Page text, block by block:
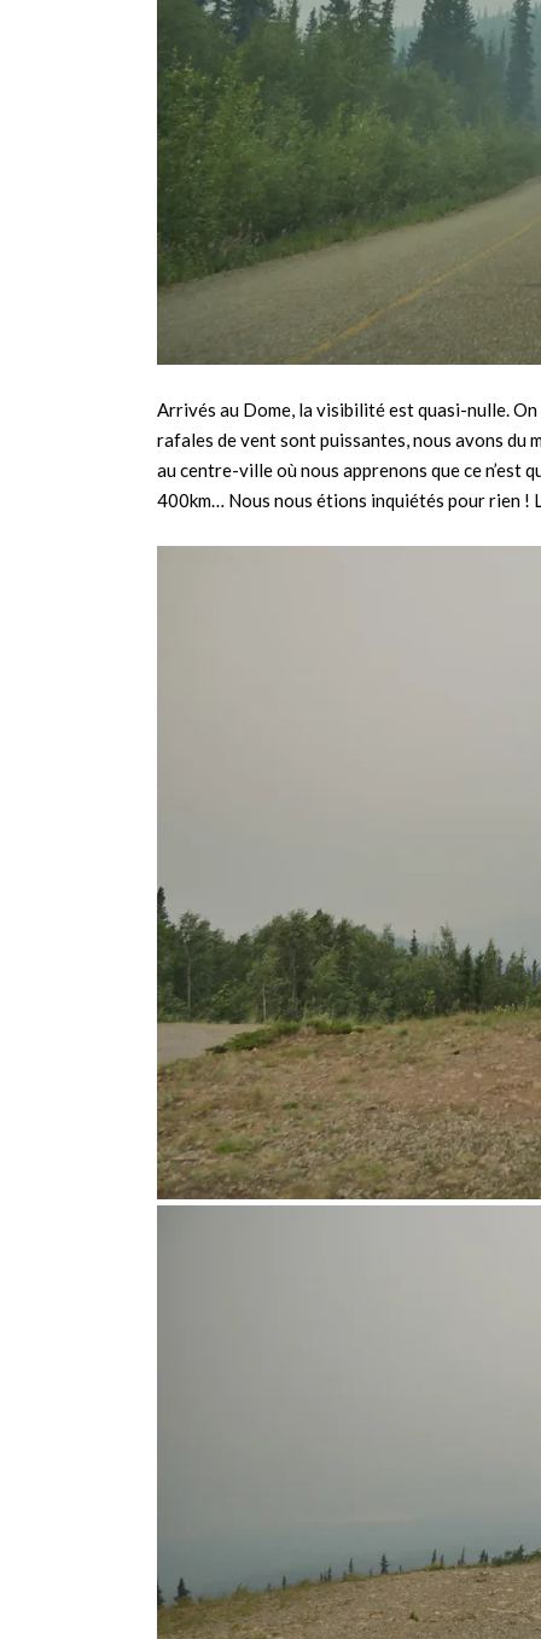
Arrivés au Dome, la visibilité est quasi-nulle.
rafales de vent sont puissantes, nous avons du
au centre-ville où nous apprenons que ce n’est
400km… Nous nous étions inquiétés pour rien !